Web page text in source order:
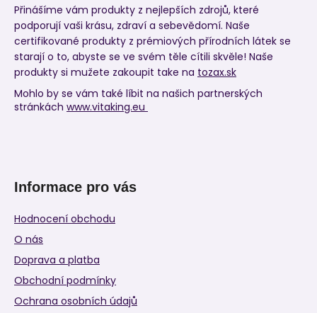
Přinášíme vám produkty z nejlepších zdrojů, které
podporují vaši krásu, zdraví a sebevědomí. Naše
certifikované produkty z prémiových přírodních látek se
starají o to, abyste se ve svém těle cítili skvěle! Naše
produkty si mužete zakoupit take na tozax.sk
Mohlo by se vám také líbit na našich partnerských
stránkách www.vitaking.eu
Informace pro vás
Hodnocení obchodu
O nás
Doprava a platba
Obchodní podmínky
Ochrana osobních údajů